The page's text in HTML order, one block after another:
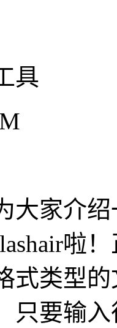
具
大家介
啦
式类型
只要输